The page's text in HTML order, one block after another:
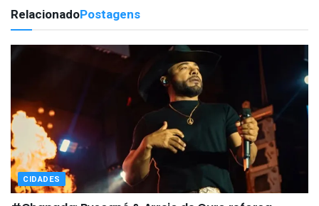
RelacionadoPostagens
CIDADES